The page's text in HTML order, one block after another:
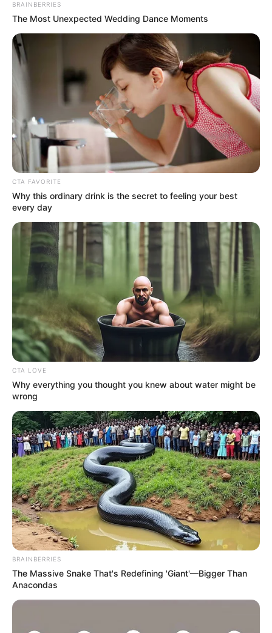
“Αντιεμβολιαστής,
ρωσόφιλος, ψεκασμένος”: το
τρίπτυχο του σύγχρονου
πολιτικού επαναστάτη.
Πίσω στον Μεσαίωνα: Η ΕΕ
χωρίς φθηνό ηλεκτρικό
ρεύμα, διολισθαίνει στη
φτώχεια...
Οι ουκρανικές αντεπιθέσεις
και η ρωσική στρατηγική
που θυμίζει το Κουρσκ- Μια...
ΛΙΓΑ ΛΟΓΙΑ ΓΙΑ ΜΕΝΑ
Email address:
Όλα τα κείμενα και οι εικόνες είναι πνευματική ιδιοκτησία του
ΝΙΚΟΛΑΟΣ ΑΝΑΞΙΜΑΝΔΡΟΣ. Aπαγορεύεται η αναπαραγωγή, η
αναδημοσίευση και η τροποποίησή τους χωρίς προηγούμενη
γραπτή άδεια του δημιουργού τους. Με επιφύλαξη κάθε νόμιμου
δικαιώματος. Διαβάστε τηνΠολιτική Απορρήτουτου website πριν
να το χρησιμοποιήσετε, καθώς χρησιμοποιώντας το την
αποδέχεστε. Ο ιστότοπος διατηρεί το δικαίωμα να τροποποιήσει
Επικοινωνήστε μαζί μας: nikolaosgeor@gmail.com
BRAINBERRIES
The Most Unexpected Wedding Dance Moments
CTA FAVORITE
Why this ordinary drink is the secret to feeling your best
every day
CTA LOVE
Why everything you thought you knew about water might be
wrong
BRAINBERRIES
The Massive Snake That's Redefining 'Giant'—Bigger Than
Anacondas